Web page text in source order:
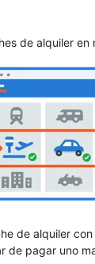
de alquiler en
de alquiler con
de pagar uno